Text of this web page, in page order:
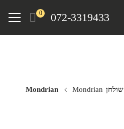
072-3319433
0
Menu
שולחן Mondrian Mondrian